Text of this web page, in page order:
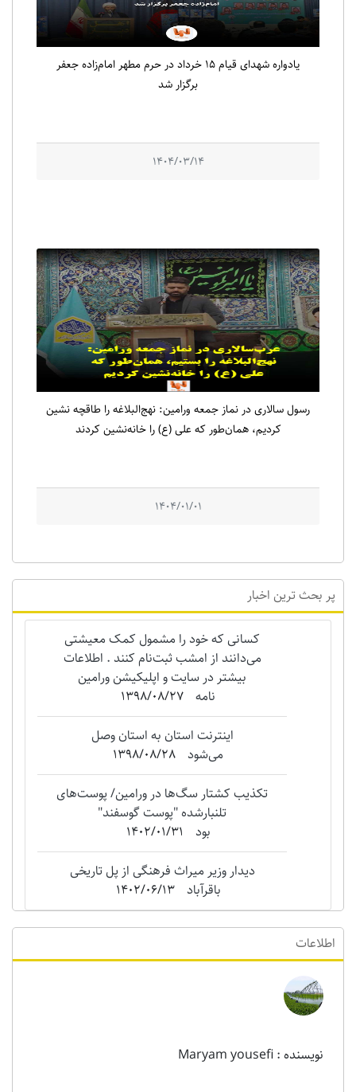
یادواره شهدای قیام ۱۵ خرداد در حرم مطهر امام‌زاده جعفر
برگزار شد
1404/03/14
رسول سالاری در نماز جمعه ورامین: نهج‌البلاغه را طاقچه نشین
کردیم، همان‌طور که علی (ع) را خانه‌نشین کردند
1404/01/01
پر بحث ترین اخبار
کسانی که خود را مشمول کمک معیشتی
می‌دانند از امشب ثبت‌نام کنند . اطلاعات
بیشتر در سایت و اپلیکیشن ورامین
نامه 1398/08/27
اینترنت استان به استان وصل
می‌شود
1398/08/28
تکذیب کشتار سگ‌ها در ورامین/ پوست‌های
تلنبارشده "‌پوست گوسفند"
بود
1402/01/31
دیدار وزیر میراث فرهنگی از پل تاریخی
باقرآباد
1402/06/13
اطلاعات
نویسنده : Maryam yousefi